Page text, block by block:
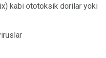
kabi ototoksik dorilar yoki